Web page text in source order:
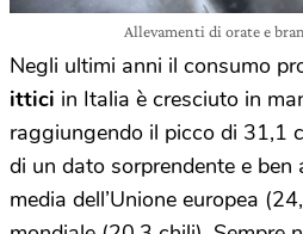
Allevamenti di orate e
Negli ultimi anni il consumo
ittici in Italia è cresciuto in
raggiungendo il picco di 31,1
di un dato sorprendente e ben
media dell’Unione europea